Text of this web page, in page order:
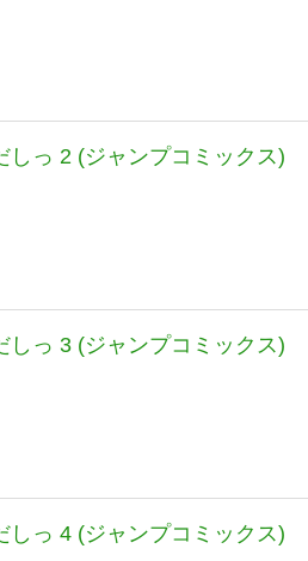
しっ 2 (ジャンプコミックス)
しっ 3 (ジャンプコミックス)
しっ 4 (ジャンプコミックス)